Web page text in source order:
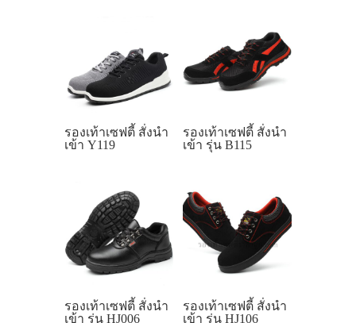
รองเท้าเซฟตี้ สั่งนำ
เข้า Y119
รองเท้าเซฟตี้ สั่งนำ
เข้า รุ่น B115
รองเท้าเซฟตี้ สั่งนำ
เข้า รุ่น HJ006
รองเท้าเซฟตี้ สั่งนำ
เข้า รุ่น HJ106